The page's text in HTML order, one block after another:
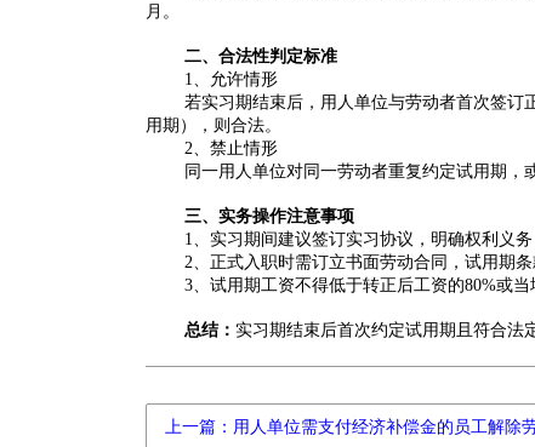
月‌。
二、合法性判定标准
1、允许情形‌
若实习期结束后，用人单位与劳动者首次签订
用期），则合法‌。
2‌、 禁止情形
同一用人单位对同一劳动者重复约定试用期，
三、实务操作注意事项‌
1、实习期间建议签订实习协议，明确权利义务
2、正式入职时需订立书面劳动合同，试用期条
3、试用期工资不得低于转正后工资的80%或当
总结‌： 实习期结束后首次约定试用期且符合法
上一篇：用人单位需支付经济补偿金的员工解除